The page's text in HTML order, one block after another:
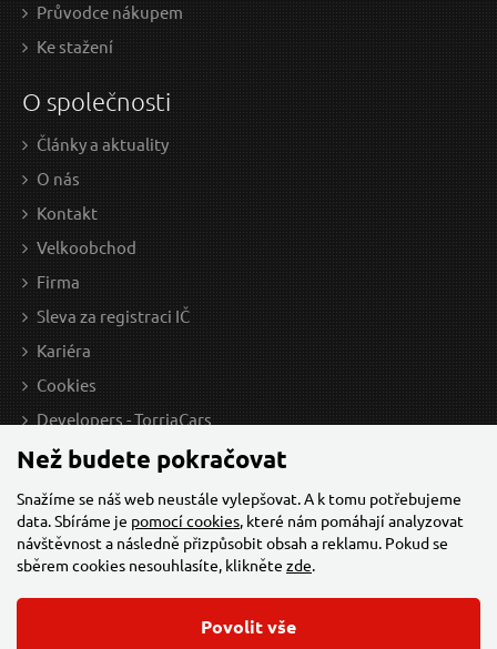
Skladem
Průvodce nákupem
Ke stažení
O společnosti
Články a aktuality
O nás
Kontakt
Velkoobchod
Firma
Sleva za registraci IČ
Kariéra
Cookies
Developers - TorriaCars
Než budete pokračovat
Snažíme se náš web neustále vylepšovat. A k tomu potřebujeme
data. Sbíráme je pomocí cookies, které nám pomáhají analyzovat
návštěvnost a následně přizpůsobit obsah a reklamu. Pokud se
sběrem cookies nesouhlasíte, klikněte zde.
Povolit vše